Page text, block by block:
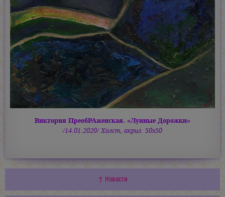
Виктория ПреобРАженская. «Лунные Дорожки»
/14.01.2020/ Холст, акрил. 50х50
↑ Новости